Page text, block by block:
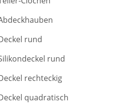
rund
rund
rechteckig
quadratisch